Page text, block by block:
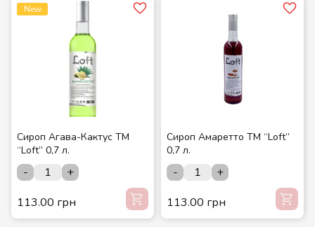
New
Сироп Агава-Кактус ТМ
“Loft” 0,7 л.
-
+
113.00 грн
Сироп Амаретто ТМ “Loft”
0,7 л.
-
+
113.00 грн